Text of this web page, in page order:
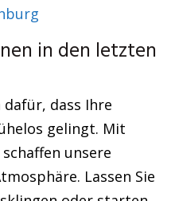
in den letzten
dass Ihre
gelingt. Mit
unsere
Lassen Sie